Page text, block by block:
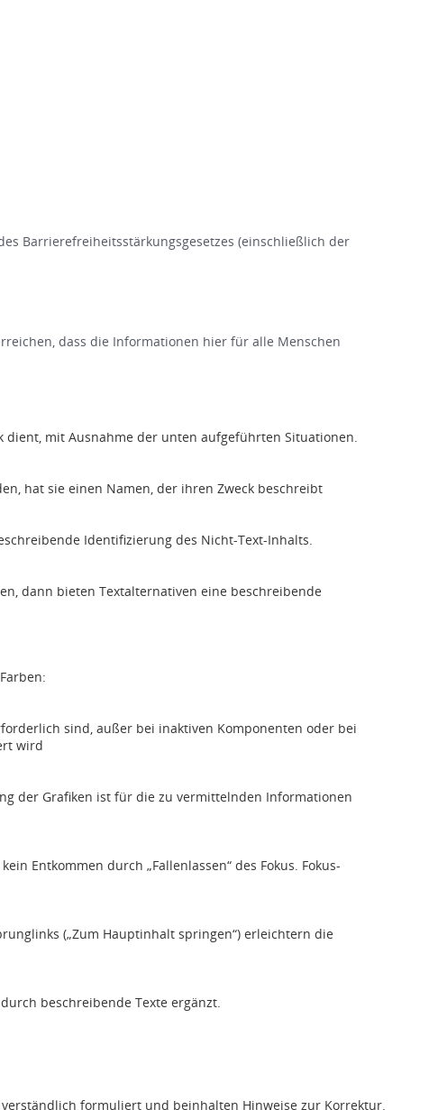
Barrierefreiheitsstärkungsgesetzes (einschließlich der
dass die Informationen hier für alle Menschen
dient, mit Ausnahme der unten aufgeführten Situationen.
hat sie einen Namen, der ihren Zweck beschreibt
Identifizierung des Nicht-Text-Inhalts.
dann bieten Textalternativen eine beschreibende
sind, außer bei inaktiven Komponenten oder bei
wird
der Grafiken ist für die zu vermittelnden Informationen
Entkommen durch „Fallenlassen“ des Fokus. Fokus-
(„Zum Hauptinhalt springen“) erleichtern die
beschreibende Texte ergänzt.
formuliert und beinhalten Hinweise zur Korrektur.